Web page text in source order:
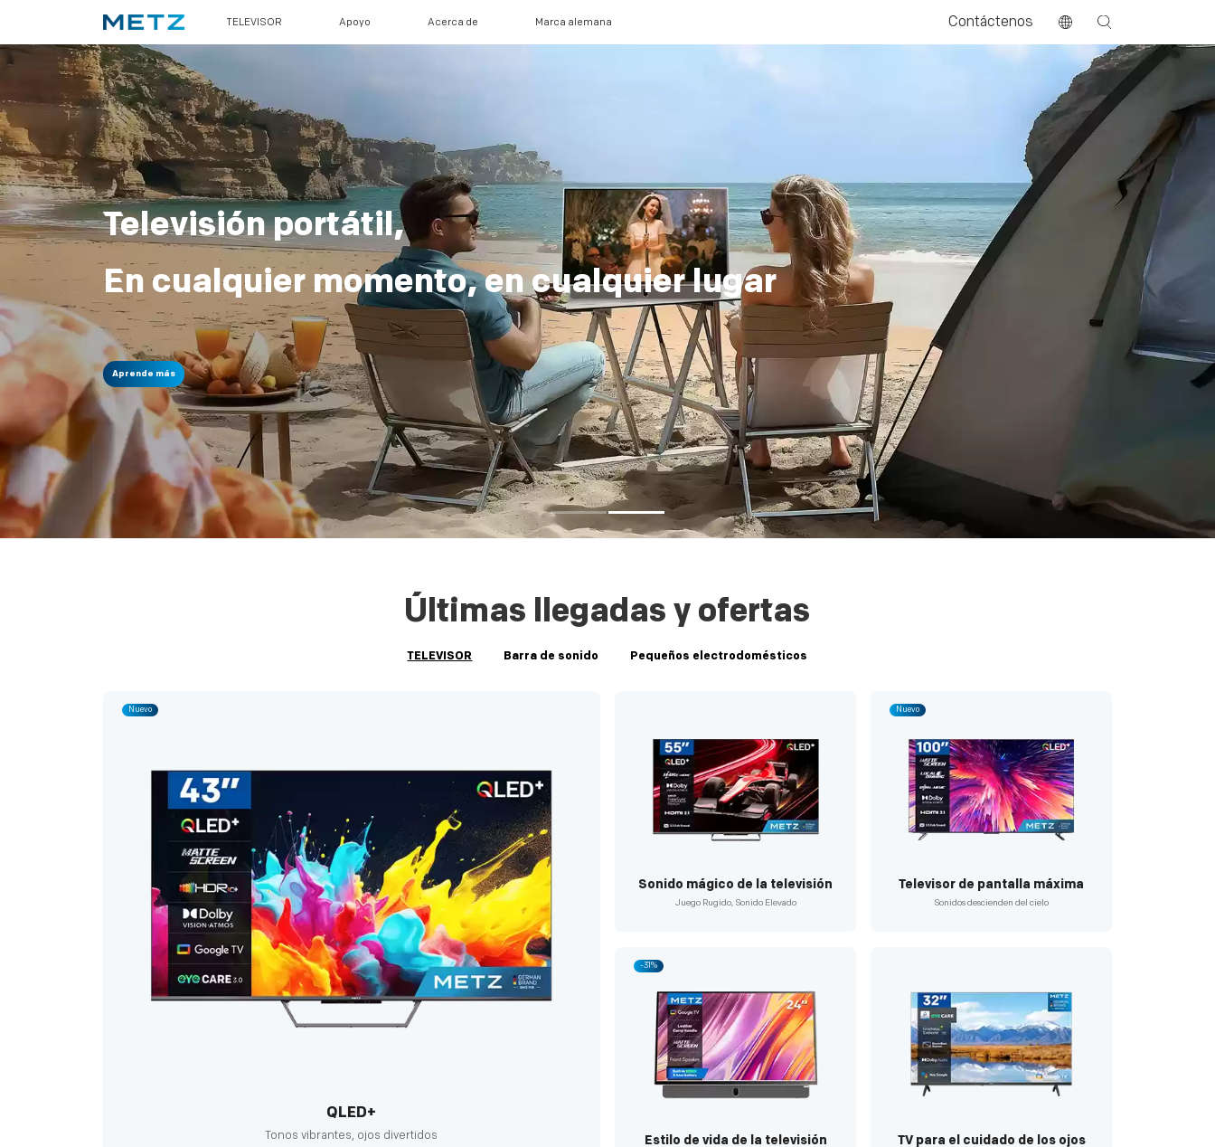
TELEVISOR Apoyo Acerca de Marca alemana Contáctenos
Televisión portátil,
En cualquier momento, en cualquier lugar
Aprende más
Últimas llegadas y ofertas
TELEVISOR Barra de sonido Pequeños electrodomésticos
Nuevo
QLED+
Tonos vibrantes, ojos divertidos
Sonido mágico de la televisión
Juego Rugido, Sonido Elevado
Nuevo
Televisor de pantalla máxima
Sonidos descienden del cielo
-31%
Estilo de vida de la televisión TV para el cuidado de los ojos